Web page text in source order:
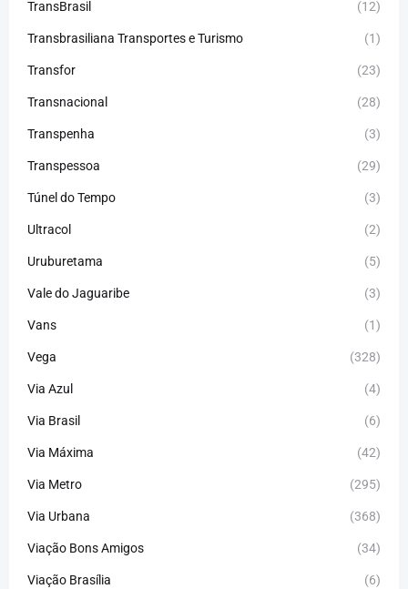
TransBrasil (12)
Transbrasiliana Transportes e Turismo (1)
Transfor (23)
Transnacional (28)
Transpenha (3)
Transpessoa (29)
Túnel do Tempo (3)
Ultracol (2)
Uruburetama (5)
Vale do Jaguaribe (3)
Vans (1)
Vega (328)
Via Azul (4)
Via Brasil (6)
Via Máxima (42)
Via Metro (295)
Via Urbana (368)
Viação Bons Amigos (34)
Viação Brasília (6)